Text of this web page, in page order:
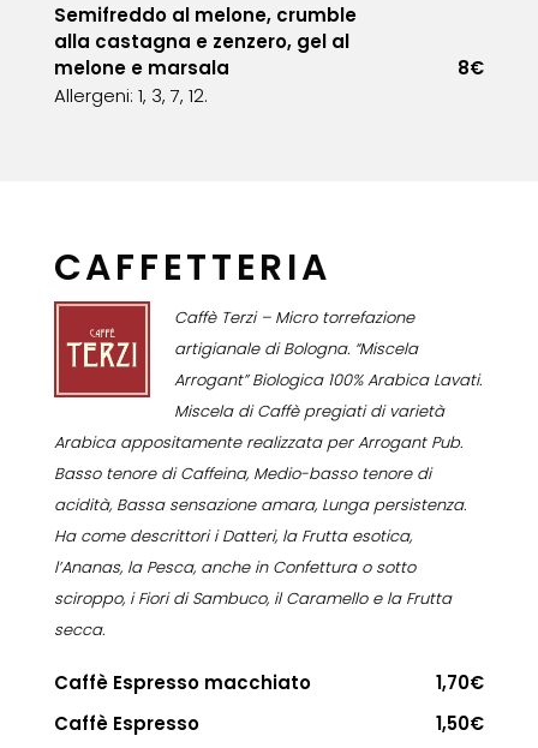
Semifreddo al melone, crumble
alla castagna e zenzero, gel al
melone e marsala
8€
Allergeni: 1, 3, 7, 12.
CAFFETTERIA
Caffè Terzi – Micro torrefazione
artigianale di Bologna. “Miscela
Arrogant” Biologica 100% Arabica Lavati.
Miscela di Caffè pregiati di varietà
Arabica appositamente realizzata per Arrogant Pub.
Basso tenore di Caffeina, Medio-basso tenore di
acidità, Bassa sensazione amara, Lunga persistenza.
Ha come descrittori i Datteri, la Frutta esotica,
l’Ananas, la Pesca, anche in Confettura o sotto
sciroppo, i Fiori di Sambuco, il Caramello e la Frutta
secca.
Caffè Espresso macchiato
1,70€
Caffè Espresso
1,50€